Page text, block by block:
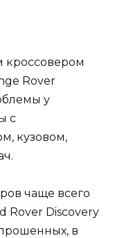
Rover
у
с
кузовом,
чаще всего
Rover Discovery
в